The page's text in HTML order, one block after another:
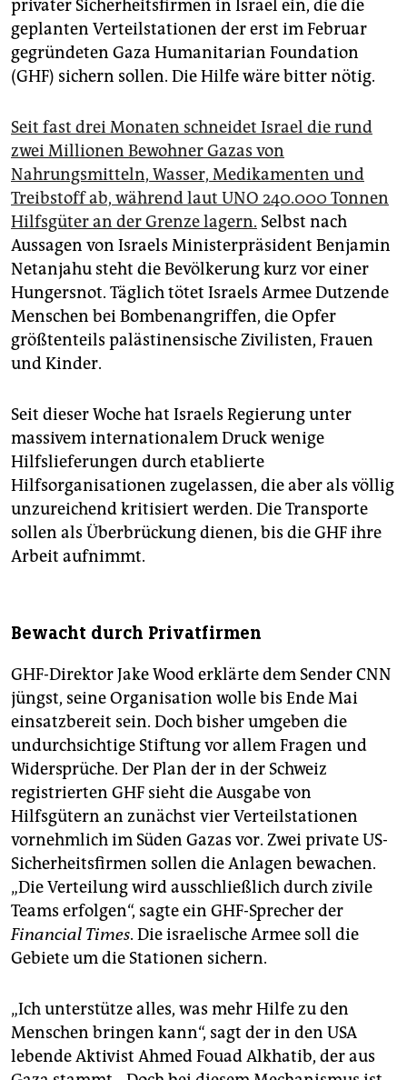
privater Sicherheitsfirmen in Israel ein, die die
geplanten Verteil­stationen der erst im Februar
gegründeten Gaza Humanitarian Foundation
(GHF) sichern sollen. Die Hilfe wäre bitter nötig.
Seit fast drei Monaten schneidet Israel die rund
zwei Millionen Bewohner Gazas von
Nahrungsmitteln, Wasser, Medikamenten und
Treibstoff ab, während laut UNO 240.000 Tonnen
Hilfsgüter an der Grenze lagern. Selbst nach
Aussagen von Israels Ministerpräsident Benjamin
Netanjahu steht die Bevölkerung kurz vor einer
Hungersnot. Täglich tötet Israels Armee Dutzende
Menschen bei Bombenangriffen, die Opfer
größtenteils palästinensische Zivilisten, Frauen
und Kinder.
Seit dieser Woche hat Israels Regierung unter
massivem internationalem Druck wenige
Hilfslieferungen durch etablierte
Hilfsorganisationen zugelassen, die aber als völlig
unzureichend kritisiert werden. Die Transporte
sollen als Überbrückung dienen, bis die GHF ihre
Arbeit aufnimmt.
Bewacht durch Privatfirmen
GHF-Direktor Jake Wood erklärte dem Sender CNN
jüngst, seine Organisation wolle bis Ende Mai
einsatzbereit sein. Doch bisher umgeben die
undurchsichtige Stiftung vor allem Fragen und
Widersprüche. Der Plan der in der Schweiz
registrierten GHF sieht die Ausgabe von
Hilfsgütern an zunächst vier Verteilstationen
vornehmlich im Süden Gazas vor. Zwei private US-
Sicherheitsfirmen sollen die Anlagen bewachen.
„Die Verteilung wird ausschließlich durch zivile
Teams erfolgen“, sagte ein GHF-Sprecher der
Financial Times. Die israelische Armee soll die
Gebiete um die Stationen sichern.
„Ich unterstütze alles, was mehr Hilfe zu den
Menschen bringen kann“, sagt der in den USA
lebende Aktivist Ahmed Fouad Alkhatib, der aus